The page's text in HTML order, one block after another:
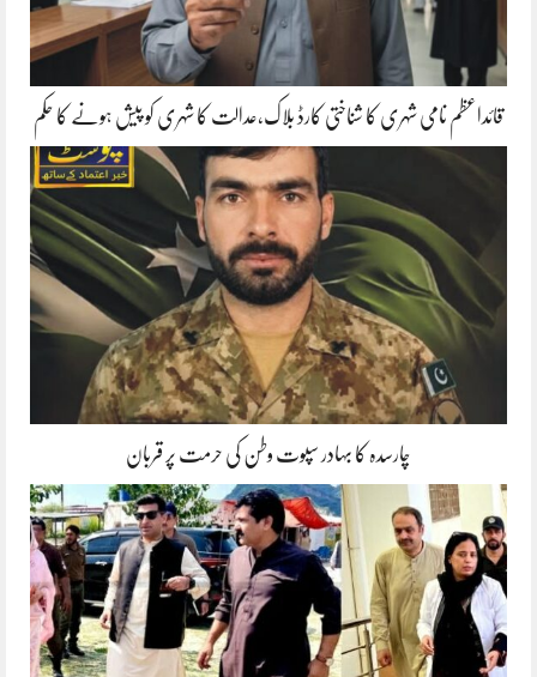
قائداعظم نامی شہری کا شناختی کارڈ بلاک،عدالت کا شہری کو پیش ہونے کا حکم
چارسدہ کا بہادر سپوت وطن کی حرمت پر قربان